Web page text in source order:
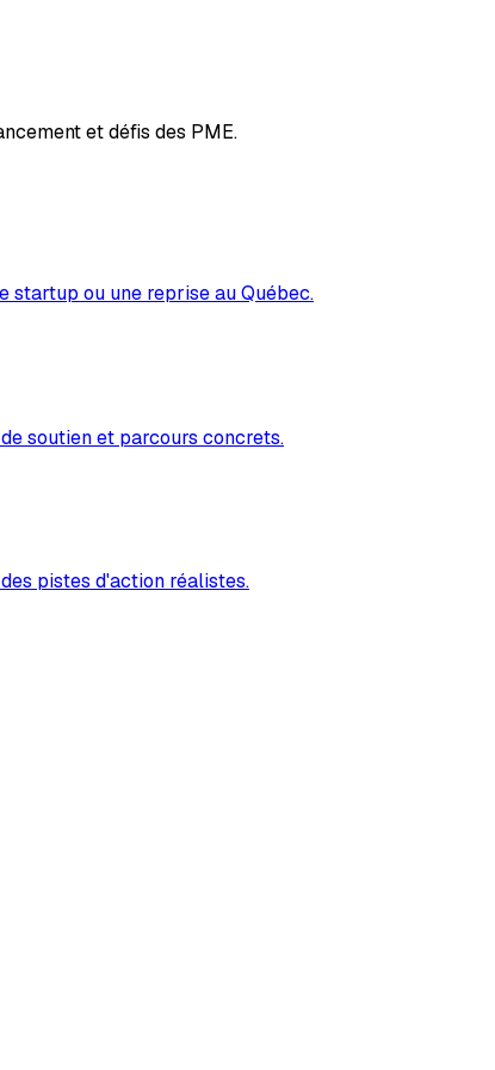
et défis des PME.
startup ou une reprise au Québec.
soutien et parcours concrets.
pistes d'action réalistes.